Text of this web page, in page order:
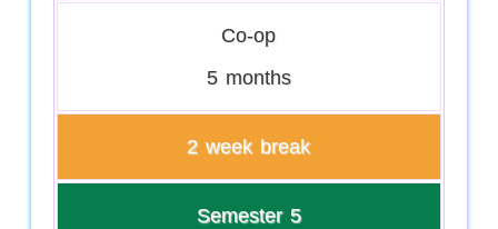
Co-op
5 months
2 week break
Semester 5